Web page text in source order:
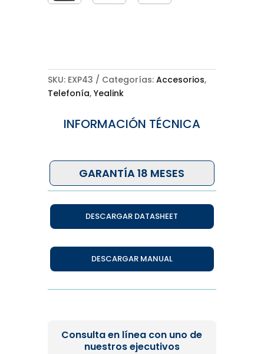
SKU: EXP43 Categorías: Accesorios,
Telefonía, Yealink
INFORMACIÓN TÉCNICA
GARANTÍA 18 MESES
DESCARGAR DATASHEET
DESCARGAR MANUAL
Consulta en línea con uno de
nuestros ejecutivos